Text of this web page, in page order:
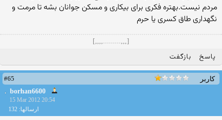
مردم نیست.بهتره فکری برای بیکاری و مسکن جوانان بشه تا مرمت و
نگهداری طاق کسری یا حرم
[,,,.........,,,,]
پاسخ بازگفت
کاربر
#65
borhan6600
15 Mar 2012 20:54
ارسالها: 132